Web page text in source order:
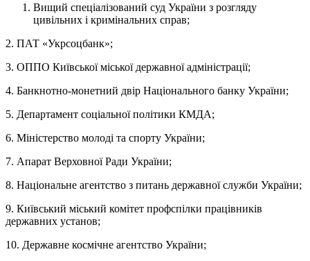
Вищий спеціалізований суд України з розгляду
цивільних і кримінальних справ;
2. ПАТ «Укрсоцбанк»;
3. ОППО Київської міської державної адміністрації;
4. Банкнотно-монетний двір Національного банку України;
5. Департамент соціальної політики КМДА;
6. Міністерство молоді та спорту України;
7. Апарат Верховної Ради України;
8. Національне агентство з питань державної служби України;
9. Київський міський комітет профспілки працівників
державних установ;
10. Державне космічне агентство України;